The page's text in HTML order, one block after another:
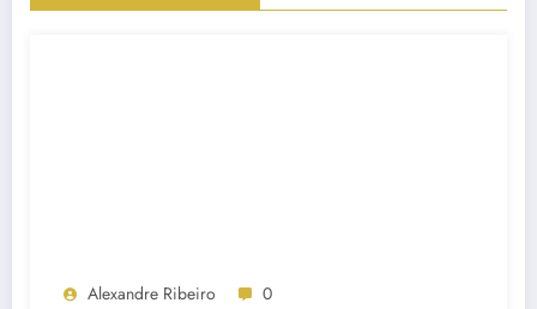
Alexandre Ribeiro 0